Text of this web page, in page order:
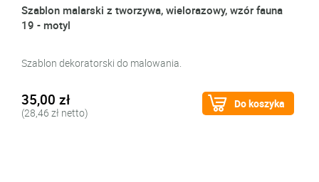
Szablon malarski z tworzywa, wielorazowy, wzór fauna
19 - motyl
Szablon dekoratorski do malowania.
35,00 zł
(28,46 zł netto)
Do koszyka